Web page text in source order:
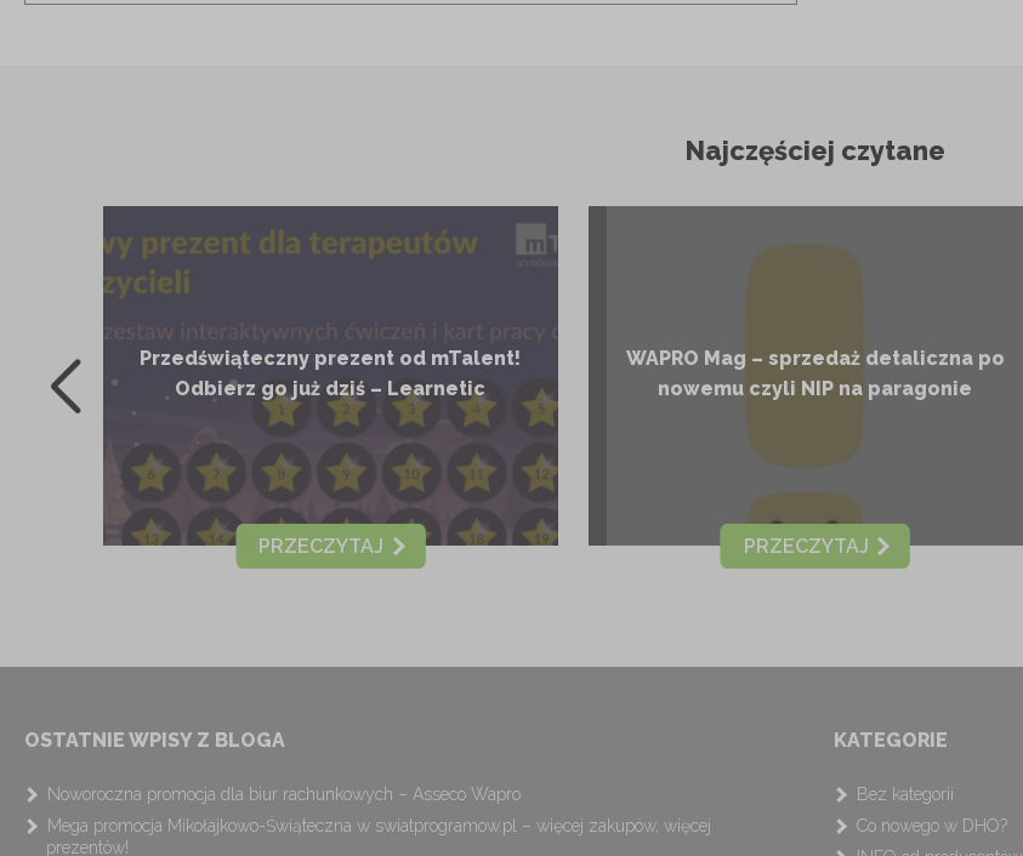
Najczęściej czytane
Przedświąteczny prezent od mTalent!
Odbierz go już dziś – Learnetic
PRZECZYTAJ
WAPRO Mag – sprzedaż detaliczna po
nowemu czyli NIP na paragonie
PRZECZYTAJ
OSTATNIE WPISY Z BLOGA
Noworoczna promocja dla biur rachunkowych – Asseco Wapro
Mega promocja Mikołajkowo-Świąteczna w swiatprogramow.pl – więcej zakupów, więcej
prezentów!
KATEGORIE
Bez kategorii
Co nowego w DHO?